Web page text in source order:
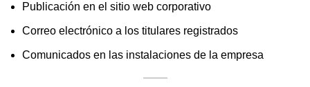
Publicación en el sitio web corporativo
Correo electrónico a los titulares registrados
Comunicados en las instalaciones de la empresa